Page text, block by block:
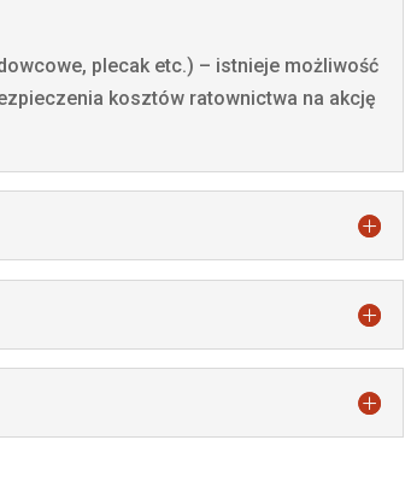
plecak etc.) – istnieje możliwość
kosztów ratownictwa na akcję